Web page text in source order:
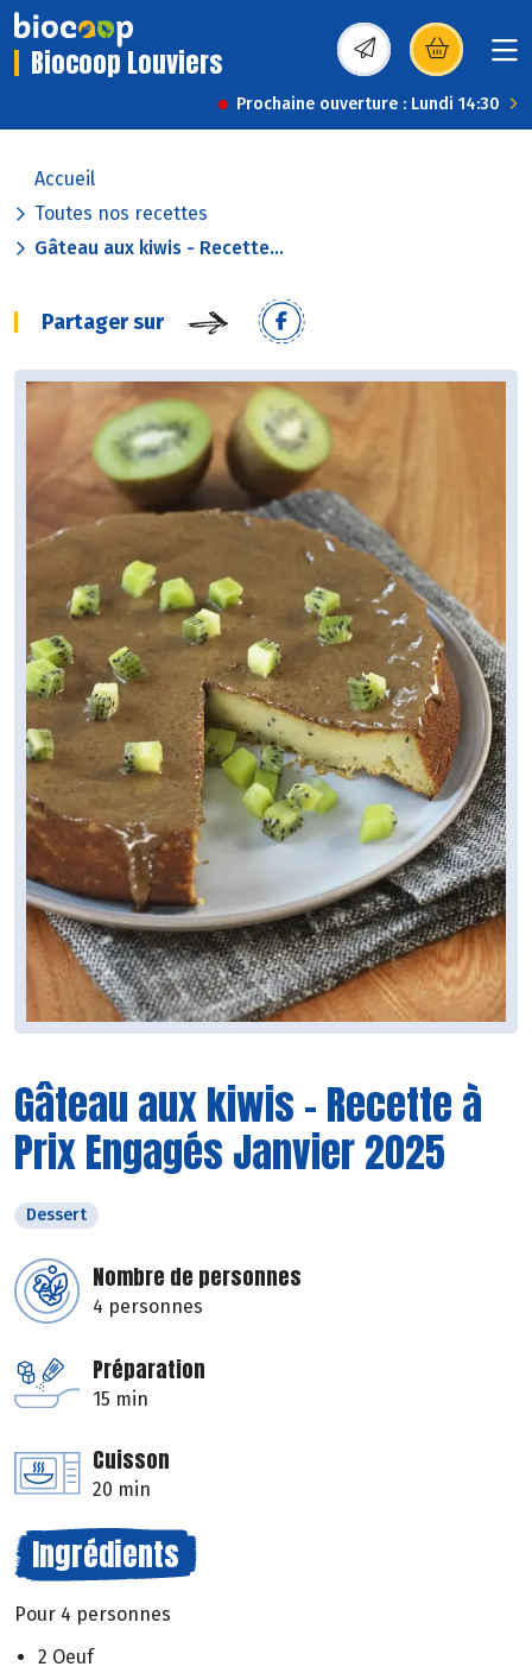
Biocoop Louviers (s’ouvre dans une
Prochaine ouverture : Lundi 14:30
Accueil
Toutes nos recettes
Gâteau aux kiwis - Recette...
Partager sur
Gâteau aux kiwis - Recette à
Prix Engagés Janvier 2025
Dessert
Nombre de personnes
4 personnes
Préparation
15 min
Cuisson
20 min
Ingrédients
Pour 4 personnes
2 Oeuf